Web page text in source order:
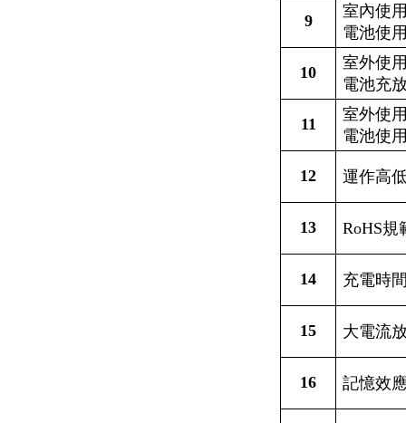
9
室內使
電池使
10
室外使
電池充
11
室外使
電池使
12 運作高
13 RoHS規
14 充電時
15 大電流
16 記憶效